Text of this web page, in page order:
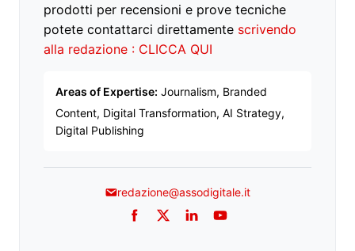
prodotti per recensioni e prove tecniche
potete contattarci direttamente scrivendo
alla redazione : CLICCA QUI
Areas of Expertise: Journalism, Branded
Content, Digital Transformation, AI Strategy,
Digital Publishing
redazione@assodigitale.it
Facebook
TwitterLinkedInYouTube